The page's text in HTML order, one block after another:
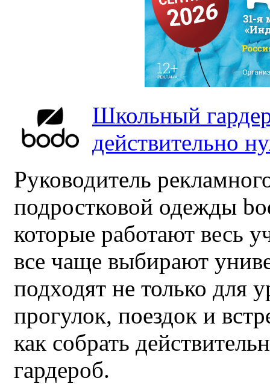
Школьный
действительно
Руководитель
подростковой одежды
которые работают весь
все чаще выбирают
подходят не только для
прогулок, поездок и
как собрать
гардероб.